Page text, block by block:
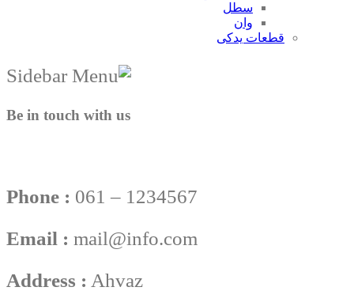
سطل
وان
قطعات یدکی
Be in touch with us
Phone : 061 – 1234567
Email : mail@info.com
Address : Ahvaz